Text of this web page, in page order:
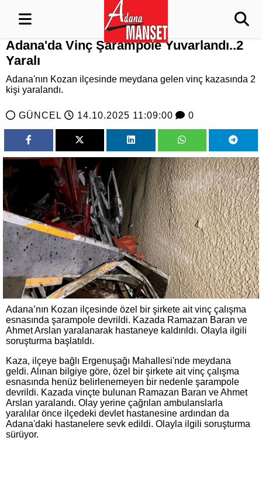
Adana'da Vinç Şarampole Yuvarlandı..2
Yaralı
Adana'nın Kozan ilçesinde meydana gelen vinç kazasında 2
kişi yaralandı.
GÜNCEL 14.10.2025 11:09:00 0
Adana’nın Kozan ilçesinde özel bir şirkete ait vinç çalışma
esnasında şarampole devrildi. Kazada Ramazan Baran ve
Ahmet Arslan yaralanarak hastaneye kaldırıldı. Olayla ilgili
soruşturma başlatıldı.
Kaza, ilçeye bağlı Ergenuşağı Mahallesi'nde meydana
geldi. Alınan bilgiye göre, özel bir şirkete ait vinç çalışma
esnasında henüz belirlenemeyen bir nedenle şarampole
devrildi. Kazada vinçte bulunan Ramazan Baran ve Ahmet
Arslan yaralandı. Olay yerine çağrılan ambulanslarla
yaralılar önce ilçedeki devlet hastanesine ardından da
Adana'daki hastanelere sevk edildi. Olayla ilgili soruşturma
sürüyor.